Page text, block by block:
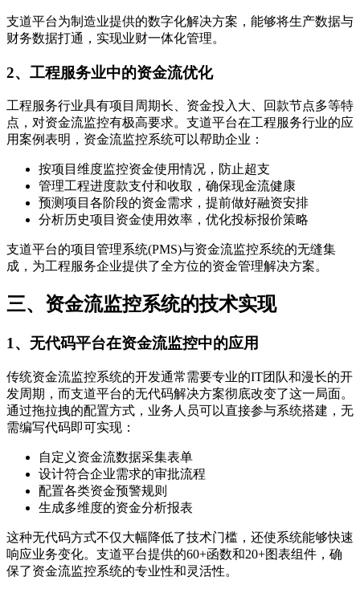
支道平台为制造业提供的数字化解决方案，能够将生产数据与
财务数据打通，实现业财一体化管理。
2、工程服务业中的资金流优化
工程服务行业具有项目周期长、资金投入大、回款节点多等特
点，对资金流监控有极高要求。支道平台在工程服务行业的应
用案例表明，资金流监控系统可以帮助企业：
按项目维度监控资金使用情况，防止超支
管理工程进度款支付和收取，确保现金流健康
预测项目各阶段的资金需求，提前做好融资安排
分析历史项目资金使用效率，优化投标报价策略
支道平台的项目管理系统(PMS)与资金流监控系统的无缝集
成，为工程服务企业提供了全方位的资金管理解决方案。
三、资金流监控系统的技术实现
1、无代码平台在资金流监控中的应用
传统资金流监控系统的开发通常需要专业的IT团队和漫长的开
发周期，而支道平台的无代码解决方案彻底改变了这一局面。
通过拖拉拽的配置方式，业务人员可以直接参与系统搭建，无
需编写代码即可实现：
自定义资金流数据采集表单
设计符合企业需求的审批流程
配置各类资金预警规则
生成多维度的资金分析报表
这种无代码方式不仅大幅降低了技术门槛，还使系统能够快速
响应业务变化。支道平台提供的60+函数和20+图表组件，确
保了资金流监控系统的专业性和灵活性。